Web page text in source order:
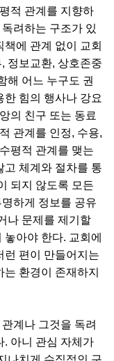
적 관계를 지향하
려하는 구조가 있
에 관계 없이 교회
정보교환, 상호존중
해 어느 누구도 권
힘의 행사나 강요
의 친구 또는 동료
관계를 인정, 수용,
평적 관계를 맺는
고 체계와 절차를 통
되지 않도록 모든
하게 정보를 공유
나 문제를 제기할
아야 한다. 교회에
런 편이 만들어지는
환경이 존재하지
계나 그것을 독려
. 아니 관심 자체가